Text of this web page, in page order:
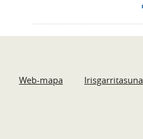
Web-mapa Irisgarritasuna